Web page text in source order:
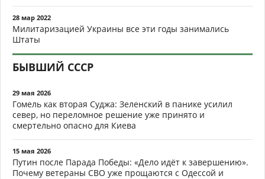
28 мар 2022
Милитаризацией Украины все эти годы занимались
Штаты
БЫВШИЙ СССР
29 мая 2026
Гомель как вторая Суджа: Зеленский в панике усилил
север, но переломное решение уже принято и
смертельно опасно для Киева
15 мая 2026
Путин после Парада Победы: «Дело идёт к завершению».
Почему ветераны СВО уже прощаются с Одессой и